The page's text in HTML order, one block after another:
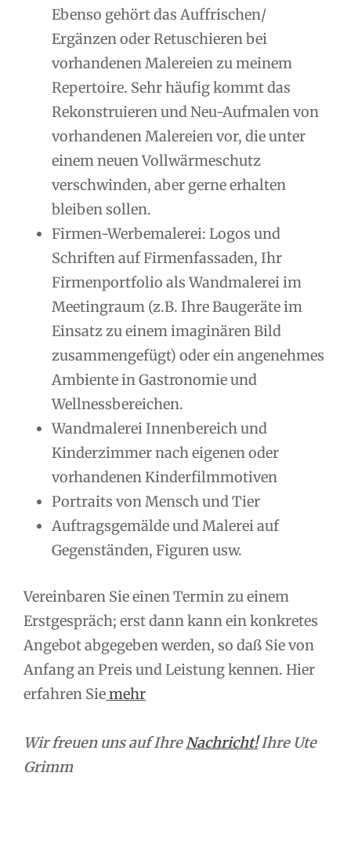
Ebenso gehört das Auffrischen/
Ergänzen oder Retuschieren bei
vorhandenen Malereien zu meinem
Repertoire. Sehr häufig kommt das
Rekonstruieren und Neu-Aufmalen von
vorhandenen Malereien vor, die unter
einem neuen Vollwärmeschutz
verschwinden, aber gerne erhalten
bleiben sollen.
Firmen-Werbemalerei: Logos und
Schriften auf Firmenfassaden, Ihr
Firmenportfolio als Wandmalerei im
Meetingraum (z.B. Ihre Baugeräte im
Einsatz zu einem imaginären Bild
zusammengefügt) oder ein angenehmes
Ambiente in Gastronomie und
Wellnessbereichen.
Wandmalerei Innenbereich und
Kinderzimmer nach eigenen oder
vorhandenen Kinderfilmmotiven
Portraits von Mensch und Tier
Auftragsgemälde und Malerei auf
Gegenständen, Figuren usw.
Vereinbaren Sie einen Termin zu einem
Erstgespräch; erst dann kann ein konkretes
Angebot abgegeben werden, so daß Sie von
Anfang an Preis und Leistung kennen. Hier
erfahren Siemehr
Wir freuen uns auf IhreNachricht!Ihre Ute
Grimm